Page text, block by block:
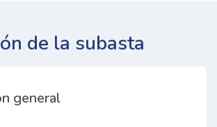
de la subasta
general